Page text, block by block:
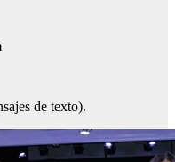
de texto).